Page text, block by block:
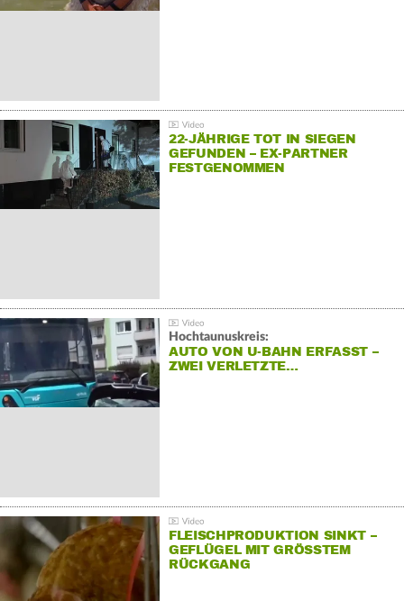
22-JÄHRIGE TOT IN SIEGEN
GEFUNDEN – EX-PARTNER
FESTGENOMMEN
Hochtaunuskreis:
AUTO VON U-BAHN ERFASST –
ZWEI VERLETZTE…
FLEISCHPRODUKTION SINKT –
GEFLÜGEL MIT GRÖSSTEM R
ÜCKGANG